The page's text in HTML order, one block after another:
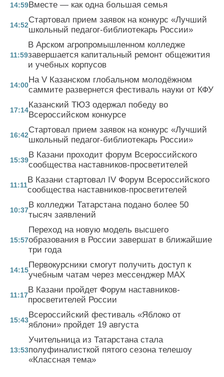
14:59Вместе — как одна большая семья
14:52
Стартовал прием заявок на конкурс «Лучший
школьный педагог-библиотекарь России»
11:59
В Арском агропромышленном колледже
завершается капитальный ремонт общежития
и учебных корпусов
14:00
На V Казанском глобальном молодёжном
саммите развернется фестиваль науки от КФУ
17:14
Казанский ТЮЗ одержал победу во
Всероссийском конкурсе
16:42
Стартовал прием заявок на конкурс «Лучший
школьный педагог-библиотекарь России»
15:39
В Казани проходит форум Всероссийского
сообщества наставников-просветителей
11:11
В Казани стартовал IV Форум Всероссийского
сообщества наставников-просветителей
10:37
В колледжи Татарстана подано более 50
тысяч заявлений
15:57
Переход на новую модель высшего
образования в России завершат в ближайшие
три года
14:15
Первокурсники смогут получить доступ к
учебным чатам через мессенджер MAX
11:17
В Казани пройдет Форум наставников-
просветителей России
15:43
Всероссийский фестиваль «Яблоко от
яблони» пройдет 19 августа
13:53
Учительница из Татарстана стала
полуфиналисткой пятого сезона телешоу
«Классная тема»